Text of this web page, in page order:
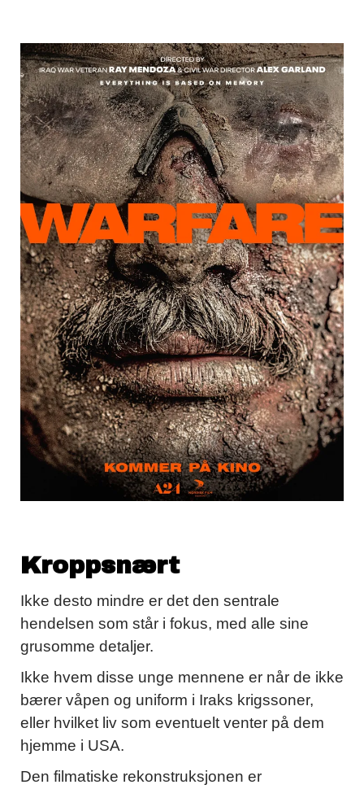
Kroppsnært
Ikke desto mindre er det den sentrale
hendelsen som står i fokus, med alle sine
grusomme detaljer.
Ikke hvem disse unge mennene er når de ikke
bærer våpen og uniform i Iraks krigssoner,
eller hvilket liv som eventuelt venter på dem
hjemme i USA.
Den filmatiske rekonstruksjonen er